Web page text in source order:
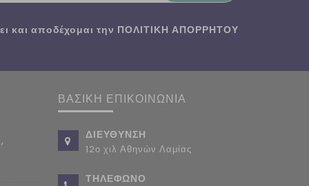
και αποδέχομαι την ΠΟΛΙΤΙΚΗ ΑΠΟΡΡΗΤΟΥ
ΒΑΣΙΚΗ ΕΠΙΚΟΙΝΩΝΙΑ
ΔΙΕΥΘΥΝΣΗ
12ο χιλ Αθηνών Λαμίας
ΤΗΛΕΦΩΝΟ